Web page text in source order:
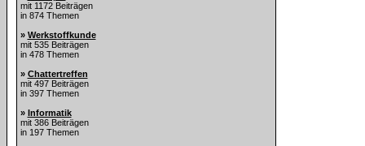
mit 1172 Beiträgen
in 874 Themen
» Werkstoffkunde
mit 535 Beiträgen
in 478 Themen
» Chattertreffen
mit 497 Beiträgen
in 397 Themen
» Informatik
mit 386 Beiträgen
in 197 Themen